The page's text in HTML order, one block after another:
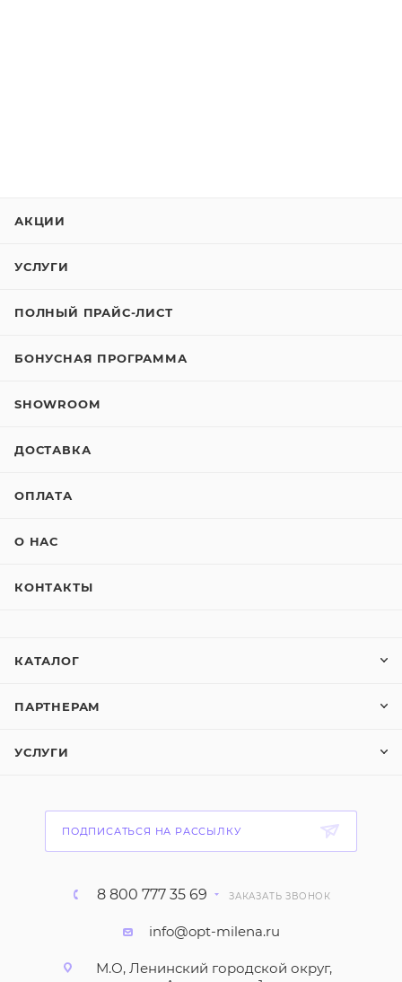
АКЦИИ
УСЛУГИ
ПОЛНЫЙ ПРАЙС-ЛИСТ
БОНУСНАЯ ПРОГРАММА
SHOWROOM
ДОСТАВКА
ОПЛАТА
О НАС
КОНТАКТЫ
КАТАЛОГ
ПАРТНЕРАМ
УСЛУГИ
ПОДПИСАТЬСЯ НА РАССЫЛКУ
8 800 777 35 69 ЗАКАЗАТЬ ЗВОНОК
info@opt-milena.ru
М.О, Ленинский городской округ,